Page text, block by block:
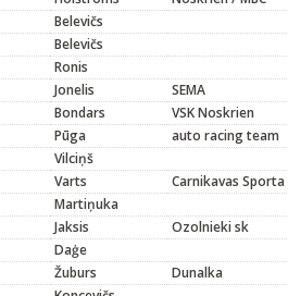
Belevičs
Belevičs
Ronis
Jonelis
SEMA
Bondars
VSK Noskrien
Pūga
auto racing team
Vilciņš
Varts
Carnikavas
Martiņuka
Jaksis
Ozolnieki sk
Daģe
Žuburs
Dunalka